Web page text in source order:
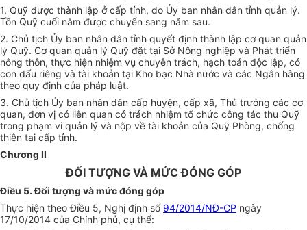
1. Quỹ được thành lập ở cấp tỉnh, do Ủy ban nhân dân tỉnh quản lý.
Tồn Quỹ cuối năm được chuyển sang năm sau.
2. Chủ tịch Ủy ban nhân dân tỉnh quyết định thành lập cơ quan quản
lý Quỹ. Cơ quan quản lý Quỹ đặt tại Sở Nông nghiệp và Phát triển
nông thôn, thực hiện nhiệm vụ chuyên trách, hạch toán độc lập, có
con dấu riêng và tài khoản tại Kho bạc Nhà nước và các Ngân hàng
theo quy định của pháp luật.
3. Chủ tịch Ủy ban nhân dân cấp huyện, cấp xã, Thủ trưởng các cơ
quan, đơn vị có liên quan có trách nhiệm tổ chức công tác thu Quỹ
trong phạm vi quản lý và nộp về tài khoản của Quỹ Phòng, chống
thiên tai cấp tỉnh.
Chương II
ĐỐI TƯỢNG VÀ MỨC ĐÓNG GÓP
Điều 5. Đối tượng và mức đóng góp
Thực hiện theo Điều 5, Nghị định số 94/2014/NĐ-CP ngày
17/10/2014 của Chính phủ, cụ thể: